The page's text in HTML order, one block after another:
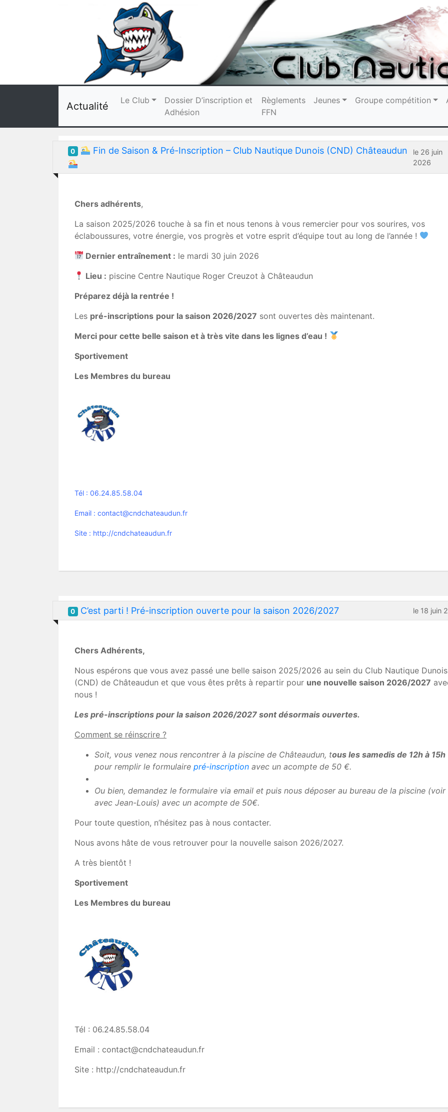
Actualité Le Club
Dossier D’inscription et
Adhésion
Règlements
FFN
Jeunes Groupe compétition
0 Fin de Saison & Pré-Inscription – Club Nautique Dunois (CND) Châteaudun
le 26 juin
2026
Chers adhérents,
La saison 2025/2026 touche à sa fin et nous tenons à vous remercier pour vos sourires, vos
éclaboussures, votre énergie, vos progrès et votre esprit d’équipe tout au long de l’année !
Dernier entraînement : le mardi 30 juin 2026
Lieu : piscine Centre Nautique Roger Creuzot à Châteaudun
Préparez déjà la rentrée !
Les pré-inscriptions pour la saison 2026/2027 sont ouvertes dès maintenant.
Merci pour cette belle saison et à très vite dans les lignes d’eau !
Sportivement
Les Membres du bureau
Tél : 06.24.85.58.04
Email : contact@cndchateaudun.fr
Site : http://cndchateaudun.fr
0 C’est parti ! Pré-inscription ouverte pour la saison 2026/2027 le 18 juin
Chers Adhérents,
Nous espérons que vous avez passé une belle saison 2025/2026 au sein du Club Nautique Dunois
(CND) de Châteaudun et que vous êtes prêts à repartir pour une nouvelle saison 2026/2027
nous !
Les pré-inscriptions pour la saison 2026/2027 sont désormais ouvertes.
Comment se réinscrire ?
Soit, vous venez nous rencontrer à la piscine de Châteaudun, tous les samedis de 12h à 15h
pour remplir le formulaire pré-inscription avec un acompte de 50 €.
Ou bien, demandez le formulaire via email et puis nous déposer au bureau de la piscine (voir
avec Jean-Louis) avec un acompte de 50€.
Pour toute question, n’hésitez pas à nous contacter.
Nous avons hâte de vous retrouver pour la nouvelle saison 2026/2027.
A très bientôt !
Sportivement
Les Membres du bureau
Tél : 06.24.85.58.04
Email : contact@cndchateaudun.fr
Site : http://cndchateaudun.fr